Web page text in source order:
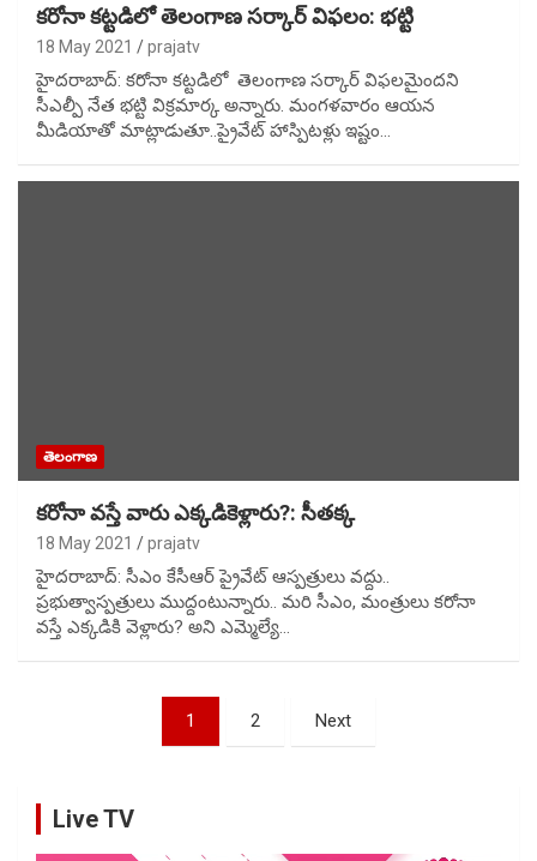
కరోనా కట్టడిలో తెలంగాణ సర్కార్ విఫలం: భట్టి
18 May 2021 prajatv
హైదరాబాద్: కరోనా కట్టడిలో తెలంగాణ సర్కార్ విఫలమైందని
సీఎల్పీ నేత భట్టి విక్రమార్క అన్నారు. మంగళవారం ఆయన
మీడియాతో మాట్లాడుతూ..ప్రైవేట్ హాస్పిటళ్లు ఇష్టం…
తెలంగాణ
కరోనా వస్తే వారు ఎక్కడికెళ్లారు?: సీతక్క
18 May 2021 prajatv
హైదరాబాద్: సీఎం కేసీఆర్ ప్రైవేట్ ఆస్పత్రులు వద్దు..
ప్రభుత్వాస్పత్రులు ముద్దంటున్నారు.. మరి సీఎం, మంత్రులు కరోనా
వస్తే ఎక్కడికి వెళ్లారు? అని ఎమ్మెల్యే…
1 2 Next
Live TV